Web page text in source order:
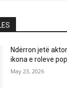
Ndërron jetë
ikona e roleve
May 23, 2026